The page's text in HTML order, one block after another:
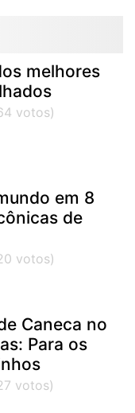
melhores
em 8
de
Caneca no
Para os